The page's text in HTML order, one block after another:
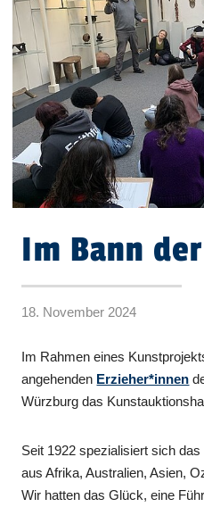
Im Bann
18. November 2024
Im Rahmen eines
angehenden Erzieher*innen
Würzburg das
Seit 1922 spezialisiert sich
aus Afrika, Australien, Asien,
Wir hatten das Glück, eine